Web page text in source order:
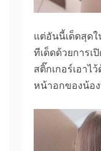
แต่อันนี้เด็ดสุดใ
ทีเด็ดด้วยการเ
สติ๊กเกอร์เอาไ
หน้าอกของน้อ